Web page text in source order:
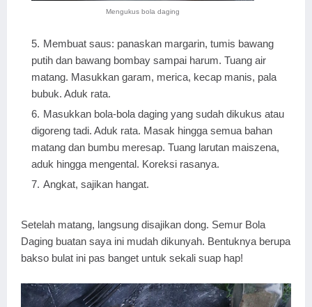
Mengukus bola daging
Membuat saus: panaskan margarin, tumis bawang
putih dan bawang bombay sampai harum. Tuang air
matang. Masukkan garam, merica, kecap manis, pala
bubuk. Aduk rata.
Masukkan bola-bola daging yang sudah dikukus atau
digoreng tadi. Aduk rata. Masak hingga semua bahan
matang dan bumbu meresap. Tuang larutan maiszena,
aduk hingga mengental. Koreksi rasanya.
Angkat, sajikan hangat.
Setelah matang, langsung disajikan dong. Semur Bola
Daging buatan saya ini mudah dikunyah. Bentuknya berupa
bakso bulat ini pas banget untuk sekali suap hap!